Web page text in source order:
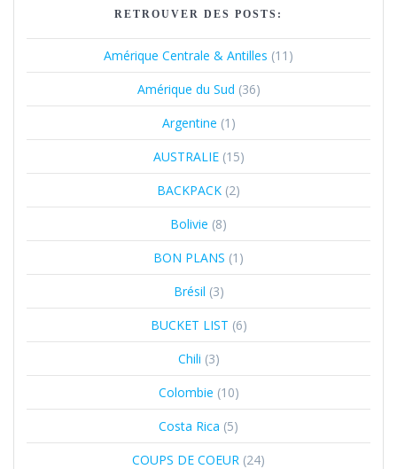
RETROUVER DES POSTS:
Amérique Centrale & Antilles (11)
Amérique du Sud (36)
Argentine (1)
AUSTRALIE(15)
BACKPACK (2)
Bolivie (8)
BON PLANS (1)
Brésil (3)
BUCKET LIST (6)
Chili (3)
Colombie (10)
Costa Rica (5)
COUPS DE COEUR (24)